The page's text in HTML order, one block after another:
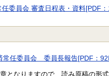
委員会 審査日程表・資料[PDF
任委員会 委員長報告[PDF：
となりますので、読み原稿の形